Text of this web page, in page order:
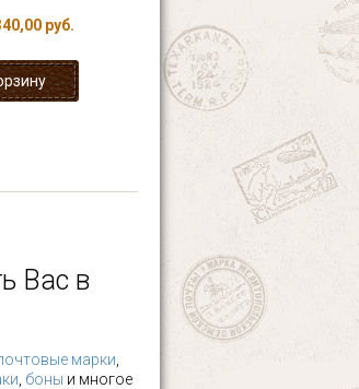
руб.
Вас в
марки
боны и многое